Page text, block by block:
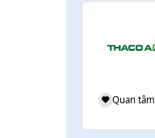
Quan tâm